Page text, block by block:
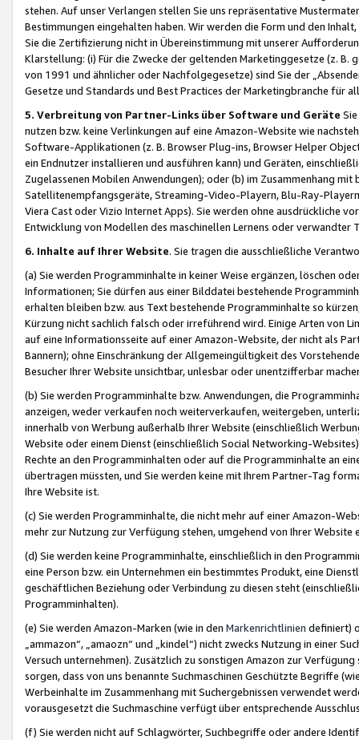
stehen. Auf unser Verlangen stellen Sie uns repräsentative
Bestimmungen eingehalten haben. Wir werden die Form und den
Sie die Zertifizierung nicht in Übereinstimmung mit unserer
Klarstellung: (i) Für die Zwecke der geltenden Marketinggesetze (z. B.
von 1991 und ähnlicher oder Nachfolgegesetze) sind Sie der
Gesetze und Standards und Best Practices der Marketingbranche für
5. Verbreitung von Partner-Links über Software und Geräte
nutzen bzw. keine Verlinkungen auf eine Amazon-Website wie
Software-Applikationen (z. B. Browser Plug-ins, Browser Helper
ein Endnutzer installieren und ausführen kann) und Geräten,
Zugelassenen Mobilen Anwendungen); oder (b) im Zusammenhang
Satellitenempfangsgeräte, Streaming-Video-Playern, Blu-Ray-
Viera Cast oder Vizio Internet Apps). Sie werden ohne ausdrückliche
Entwicklung von Modellen des maschinellen Lernens oder
6. Inhalte auf Ihrer Website. Sie tragen die ausschließliche
(a) Sie werden Programminhalte in keiner Weise ergänzen, löschen
Informationen; Sie dürfen aus einer Bilddatei bestehende
erhalten bleiben bzw. aus Text bestehende Programminhalte so
Kürzung nicht sachlich falsch oder irreführend wird. Einige Arten von
auf eine Informationsseite auf einer Amazon-Website, der nicht als
Bannern); ohne Einschränkung der Allgemeingültigkeit des
Besucher Ihrer Website unsichtbar, unlesbar oder unentzifferbar
(b) Sie werden Programminhalte bzw. Anwendungen, die
anzeigen, weder verkaufen noch weiterverkaufen, weitergeben,
innerhalb von Werbung außerhalb Ihrer Website (einschließlich
Website oder einem Dienst (einschließlich Social Networking-
Rechte an den Programminhalten oder auf die Programminhalte an
übertragen müssten, und Sie werden keine mit Ihrem Partner-Tag
Ihre Website ist.
(c) Sie werden Programminhalte, die nicht mehr auf einer Amazon-
mehr zur Nutzung zur Verfügung stehen, umgehend von Ihrer
(d) Sie werden keine Programminhalte, einschließlich in den
eine Person bzw. ein Unternehmen ein bestimmtes Produkt, eine
geschäftlichen Beziehung oder Verbindung zu diesen steht
Programminhalten).
(e) Sie werden Amazon-Marken (wie in den Markenrichtlinien definiert)
„ammazon“, „amaozn“ und „kindel“) nicht zwecks Nutzung in einer
Versuch unternehmen). Zusätzlich zu sonstigen Amazon zur
sorgen, dass von uns benannte Suchmaschinen Geschützte Begriffe
Werbeinhalte im Zusammenhang mit Suchergebnissen verwendet
vorausgesetzt die Suchmaschine verfügt über entsprechende
(f) Sie werden nicht auf Schlagwörter, Suchbegriffe oder andere